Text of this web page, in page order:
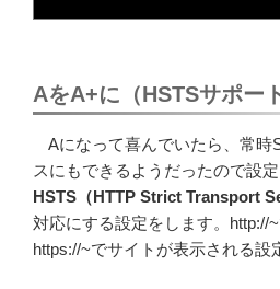
AをA+に（HSTSサポート
Aになって喜んでいたら、常時
スにもできるようだったので設定
HSTS（HTTP Strict Transport
対応にする設定をします。http://
https://~でサイトが表示される設